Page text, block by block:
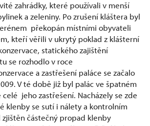
zahrádky, které používali v menší
a zeleniny. Po zrušení kláštera byl
překopán místními obyvateli
kteří věřili v ukrytý poklad z klášterní
statického zajištění
se rozhodlo v roce
a zastřešení paláce se začalo
V té době již byl palác ve špatném
jeho zastřešení. Nacházely se zde
klenby se sutí i nálety a kontrolním
částečný propad klenby